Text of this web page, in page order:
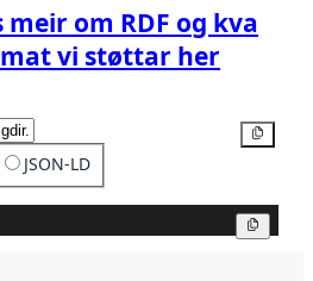
meir om RDF og kva
vi støttar her
JSON-LD